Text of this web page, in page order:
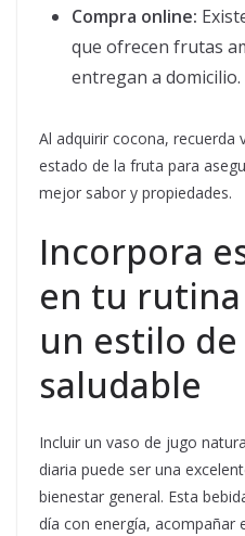
Compra online:
que ofrecen frutas
entregan a domicilio.
Al adquirir cocona, recuerda
estado de la fruta para
mejor sabor y propiedades.
Incorpora
en tu
un estilo de
saludable
Incluir un vaso de jugo
diaria puede ser una
bienestar general. Esta
día con energía, acompañar